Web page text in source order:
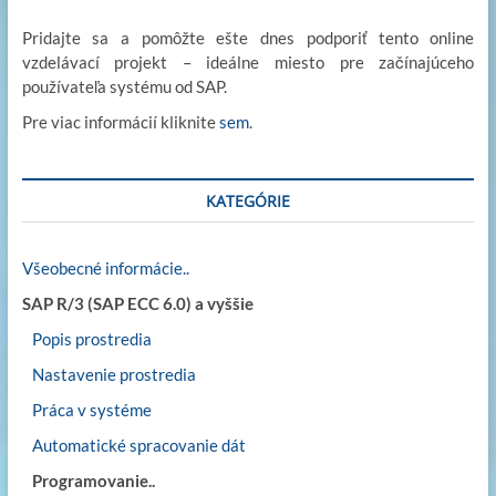
Pridajte sa a pomôžte ešte dnes podporiť tento online
vzdelávací projekt – ideálne miesto pre začínajúceho
používateľa systému od SAP.
Pre viac informácií kliknitesem.
KATEGÓRIE
Všeobecné informácie..
SAP R/3 (SAP ECC 6.0) a vyššie
Popis prostredia
Nastavenie prostredia
Práca v systéme
Automatické spracovanie dát
Programovanie..